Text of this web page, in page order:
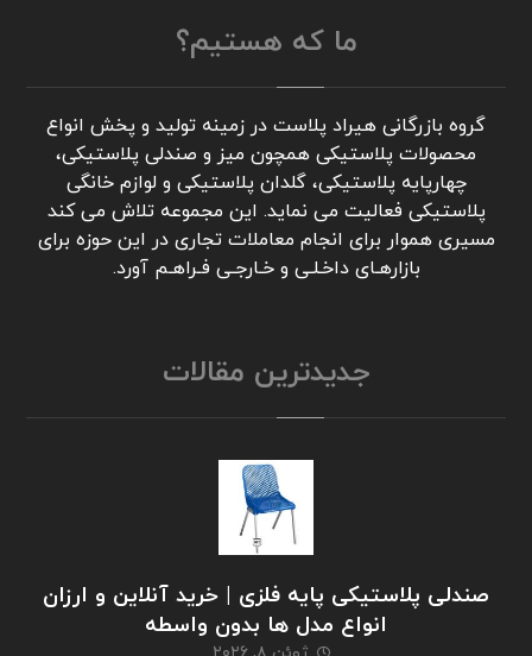
ما که هستیم؟
گروه بازرگانی هیراد پلاست در زمینه تولید و پخش انواع
محصولات پلاستیکی همچون میز و صندلی پلاستیکی،
چهارپایه پلاستیکی، گلدان پلاستیکی و لوازم خانگی
پلاستیکی فعالیت می نماید. این مجموعه تلاش می کند
مسیری هموار برای انجام معاملات تجاری در این حوزه برای
بازارهـای داخـلـی و خـارجـی فـراهـم آورد.
جدیدترین مقالات
صندلی پلاستیکی پایه فلزی | خرید آنلاین و ارزان
انواع مدل ها بدون واسطه